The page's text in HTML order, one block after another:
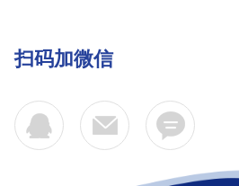
扫码加微信